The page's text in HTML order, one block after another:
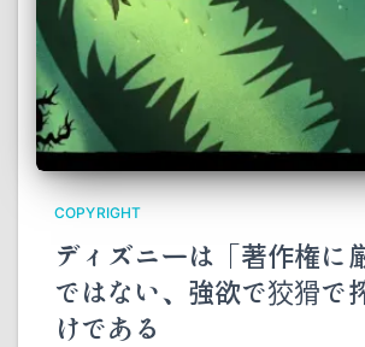
COPYRIGHT
ディズニーは「著作権に
ではない、強欲で狡猾で
けである